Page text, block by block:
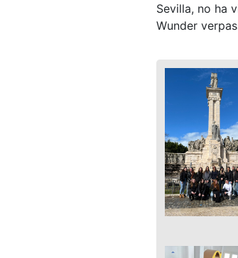
Sevilla, no ha
Wunder